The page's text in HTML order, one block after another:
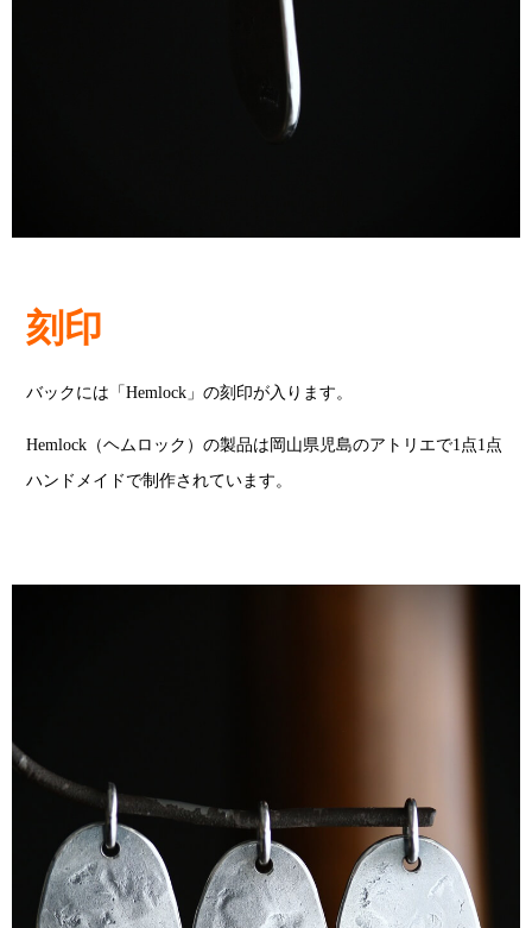
刻印
バックには「Hemlock」の刻印が入ります。
Hemlock（ヘムロック）の製品は岡山県児島のアトリエで1点1点
ハンドメイドで制作されています。